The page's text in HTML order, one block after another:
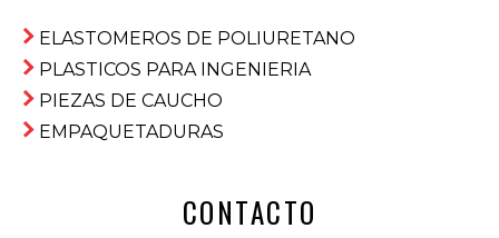
ELASTOMEROS DE POLIURETANO
PLASTICOS PARA INGENIERIA
PIEZAS DE CAUCHO
EMPAQUETADURAS
CONTACTO